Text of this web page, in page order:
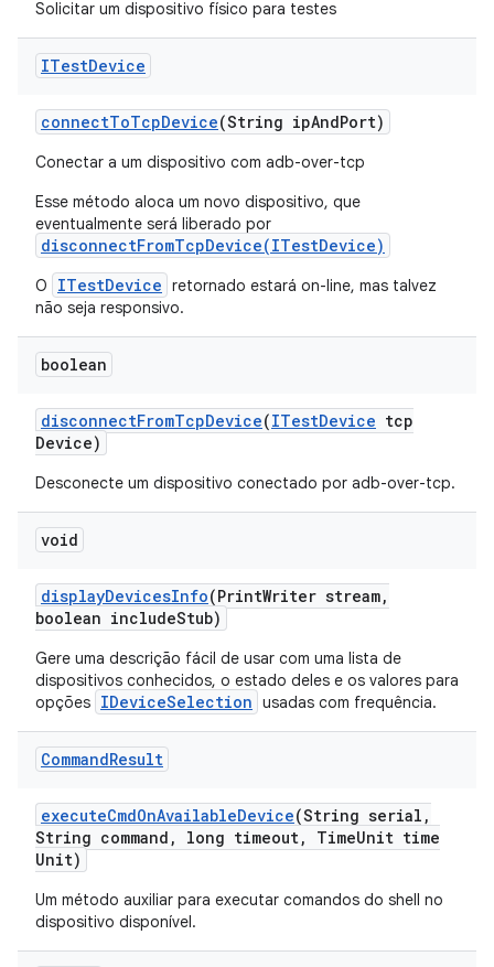
Solicitar um dispositivo físico para testes
ITestDevice
connectToTcpDevice(String ipAndPort)
Conectar a um dispositivo com adb-over-tcp
Esse método aloca um novo dispositivo, que
eventualmente será liberado por
disconnectFromTcpDevice(ITestDevice)
O ITestDevice retornado estará on-line, mas talvez
não seja responsivo.
boolean
disconnectFromTcpDevice(ITestDevice tcp
Device)
Desconecte um dispositivo conectado por adb-over-tcp.
void
displayDevicesInfo(PrintWriter stream,
boolean includeStub)
Gere uma descrição fácil de usar com uma lista de
dispositivos conhecidos, o estado deles e os valores para
opções IDeviceSelection usadas com frequência.
CommandResult
executeCmdOnAvailableDevice(String serial ,
String command , long timeout, TimeUnit time
Unit)
Um método auxiliar para executar comandos do shell no
dispositivo disponível.